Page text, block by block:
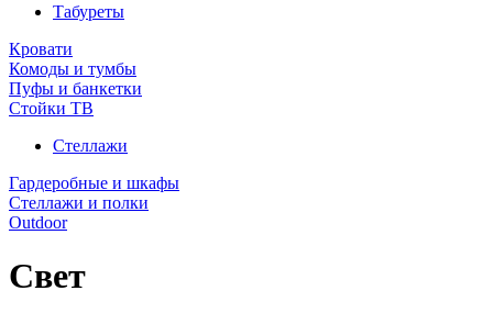
Табуреты
Кровати
Комоды и тумбы
Пуфы и банкетки
Стойки ТВ
Стеллажи
Гардеробные и шкафы
Стеллажи и полки
Outdoor
Свет